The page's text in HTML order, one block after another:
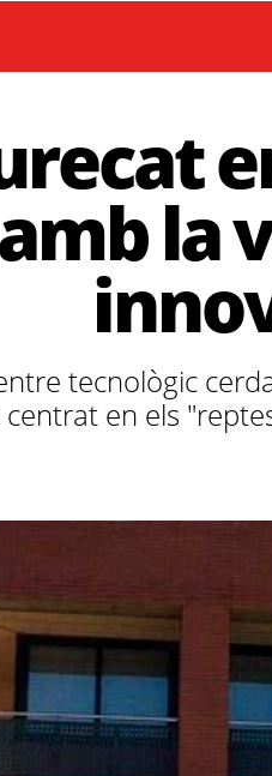
amb la
tecnològic
centrat en els